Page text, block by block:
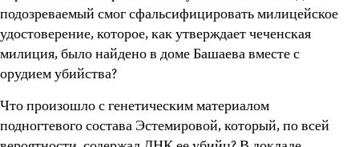
подозреваемый смог сфальсифицировать милицейское
удостоверение, которое, как утверждает чеченская
милиция, было найдено в доме Башаева вместе с
орудием убийства?
Что произошло с генетическим материалом
подногтевого состава Эстемировой, который, по всей